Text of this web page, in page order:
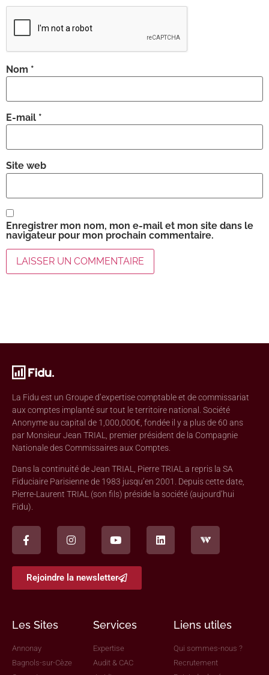
Nom *
E-mail *
Site web
Enregistrer mon nom, mon e-mail et mon site dans le
navigateur pour mon prochain commentaire.
La Fidu est un Groupe d’expertise comptable et de commissariat
aux comptes implanté sur tout le territoire national. Société
Anonyme au capital de 1,000,000€, fondée il y a plus de 60 ans
par Monsieur Jean TRIAL, premier président de la Compagnie
Nationale des Commissaires aux Comptes.
Dans la continuité de Jean TRIAL, Pierre TRIAL a repris la SA
Fiduciaire Parisienne de 1983 jusqu’en 2001. Depuis cette date,
Pierre-Laurent TRIAL (son fils) préside la société (aujourd’hui
Fidu).
Rejoindre la newsletter
Les Sites
Annonay
Bagnols-sur-Cèze
Services
Expertise
Audit & CAC
Liens utiles
Qui sommes-nous ?
Recrutement